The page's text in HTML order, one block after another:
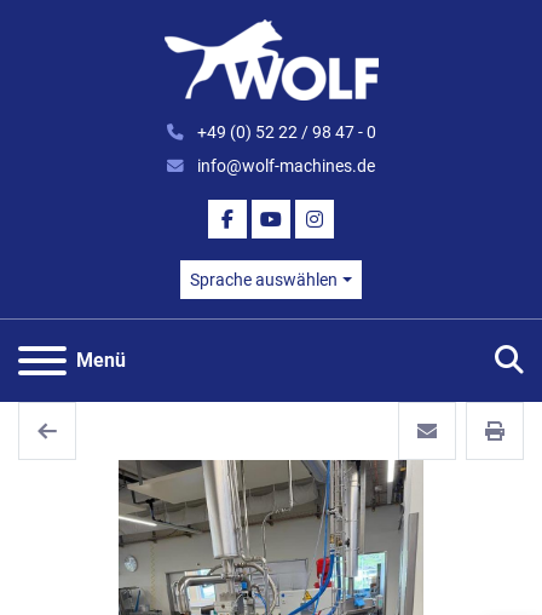
+49 (0) 52 22 / 98 47 - 0
info@wolf-machines.de
FACEBOOK
YOUTUBEINSTAGRAM
Sprache auswählen
Menü